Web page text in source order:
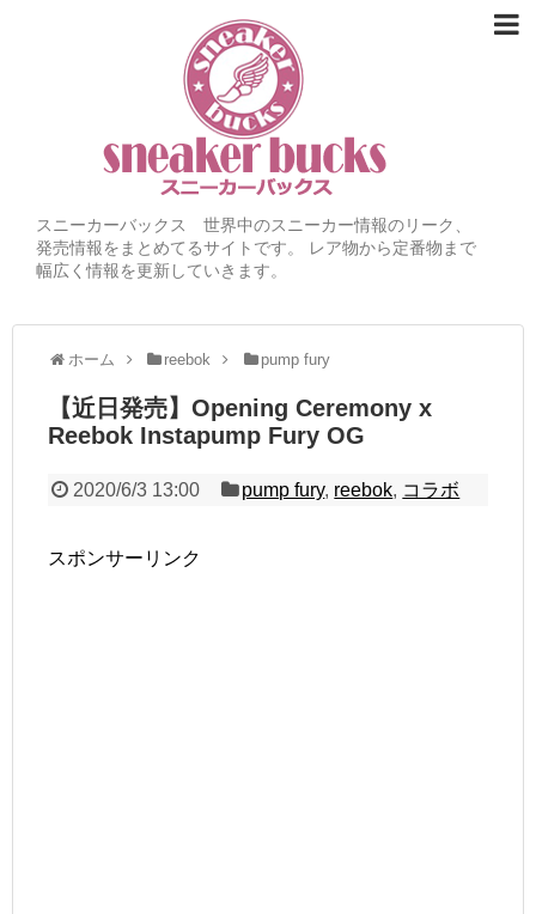
スニーカーバックス 世界中のスニーカー情報のリーク、
発売情報をまとめてるサイトです。 レア物から定番物まで
幅広く情報を更新していきます。
ホーム reebok pump fury
【近日発売】Opening Ceremony x
Reebok Instapump Fury OG
2020/6/3 13:00 pump fury, reebok, コラボ
スポンサーリンク